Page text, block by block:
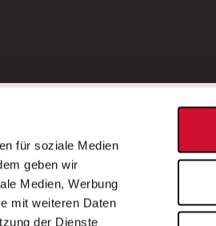
für soziale Medien
geben wir
Medien, Werbung
mit weiteren Daten
der Dienste
Bundesland
Bei Fragen
wenden Sie